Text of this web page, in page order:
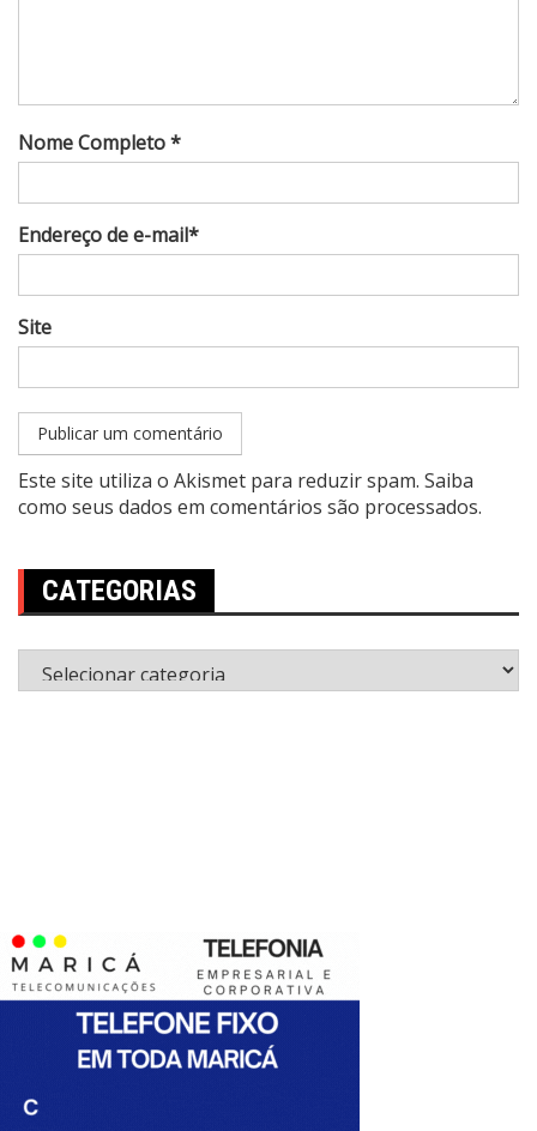
Nome Completo *
Endereço de e-mail*
Site
Este site utiliza o Akismet para reduzir spam. Saiba
como seus dados em comentários são processados.
CATEGORIAS
Categorias